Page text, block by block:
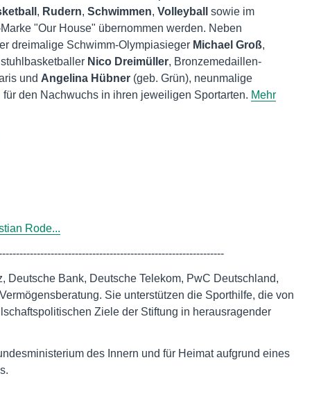
, Rudern, Schwimmen, Volleyball
sowie im
"Our House" übernommen werden. Neben
dreimalige Schwimm-Olympiasieger Michael Groß,
Nico Dreimüller, Bronzemedaillen-
und Angelina Hübner (geb. Grün), neunmalige
den Nachwuchs in ihren jeweiligen Sportarten. Mehr
Rode...
Deutsche Bank, Deutsche Telekom, PwC Deutschland,
Sie unterstützen die Sporthilfe, die von
Ziele der Stiftung in herausragender
des Innern und für Heimat aufgrund eines